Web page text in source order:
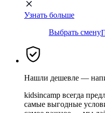
Узнать больше
Выбрать смену
Нашли дешевле —
kidsincamp всегда
самые выгодные